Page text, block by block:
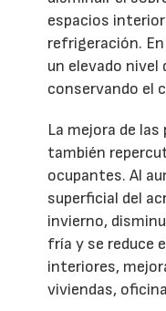
espacios
refrigeración.
un elevado nivel
conservando el
La mejora de
también
ocupantes. Al
superficial del
invierno,
fría y se reduce
interiores,
viviendas,